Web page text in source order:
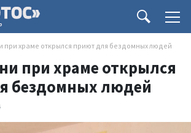
при храме открылся приют для бездомных людей
при храме открылся
бездомных людей